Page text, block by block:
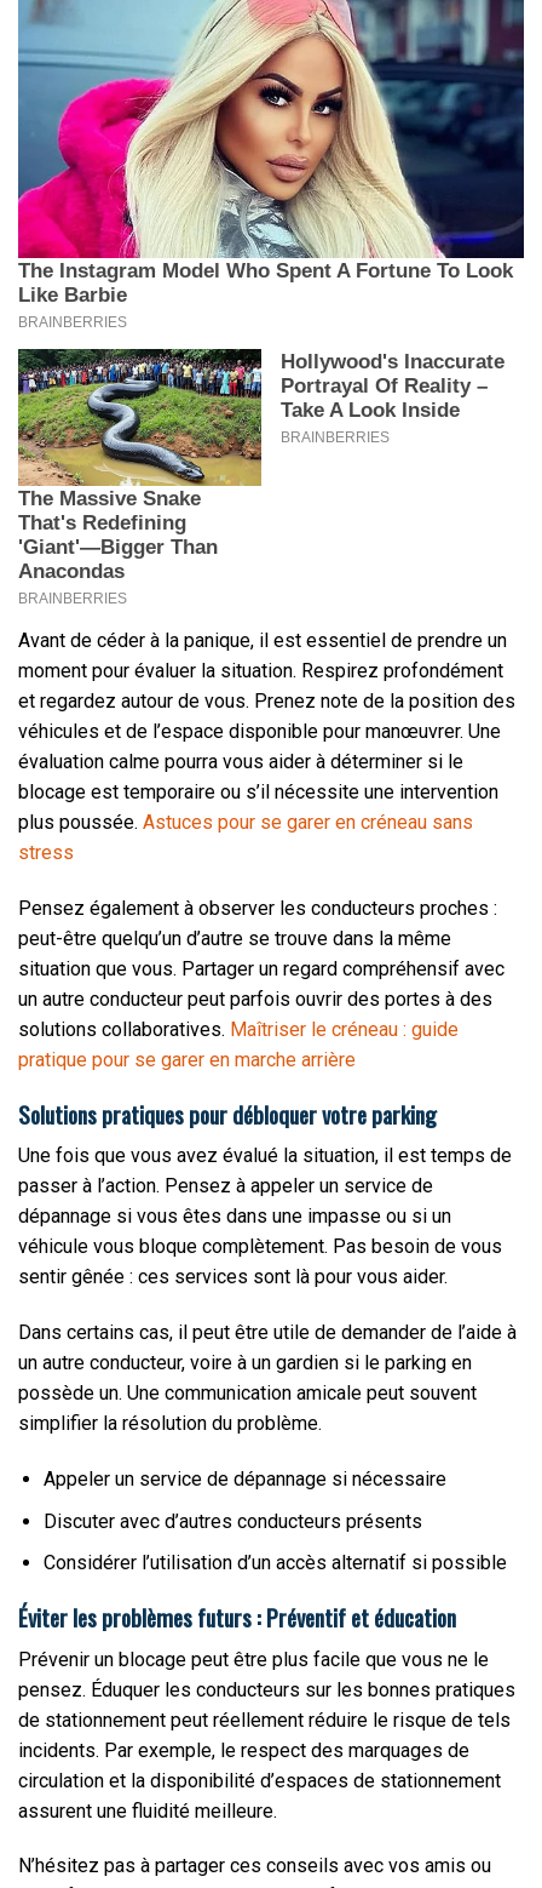
Avant de céder à la panique, il est essentiel de prendre un
moment pour évaluer la situation. Respirez profondément
et regardez autour de vous. Prenez note de la position des
véhicules et de l’espace disponible pour manœuvrer. Une
évaluation calme pourra vous aider à déterminer si le
blocage est temporaire ou s’il nécessite une intervention
plus poussée. Astuces pour se garer en créneau sans
stress
Pensez également à observer les conducteurs proches :
peut-être quelqu’un d’autre se trouve dans la même
situation que vous. Partager un regard compréhensif avec
un autre conducteur peut parfois ouvrir des portes à des
solutions collaboratives. Maîtriser le créneau : guide
pratique pour se garer en marche arrière
Solutions pratiques pour débloquer votre parking
Une fois que vous avez évalué la situation, il est temps de
passer à l’action. Pensez à appeler un service de
dépannage si vous êtes dans une impasse ou si un
véhicule vous bloque complètement. Pas besoin de vous
sentir gênée : ces services sont là pour vous aider.
Dans certains cas, il peut être utile de demander de l’aide à
un autre conducteur, voire à un gardien si le parking en
possède un. Une communication amicale peut souvent
simplifier la résolution du problème.
Appeler un service de dépannage si nécessaire
Discuter avec d’autres conducteurs présents
Considérer l’utilisation d’un accès alternatif si possible
Éviter les problèmes futurs : Préventif et éducation
Prévenir un blocage peut être plus facile que vous ne le
pensez. Éduquer les conducteurs sur les bonnes pratiques
de stationnement peut réellement réduire le risque de tels
incidents. Par exemple, le respect des marquages de
circulation et la disponibilité d’espaces de stationnement
assurent une fluidité meilleure.
N’hésitez pas à partager ces conseils avec vos amis ou